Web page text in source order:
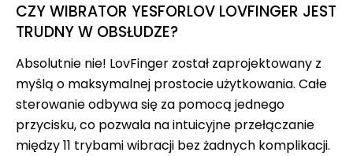
CZY WIBRATOR YESFORLOV LOVFINGER JEST
TRUDNY W OBSŁUDZE?
Absolutnie nie! LovFinger został zaprojektowany z
myślą o maksymalnej prostocie użytkowania. Całe
sterowanie odbywa się za pomocą jednego
przycisku, co pozwala na intuicyjne przełączanie
między 11 trybami wibracji bez żadnych komplikacji.